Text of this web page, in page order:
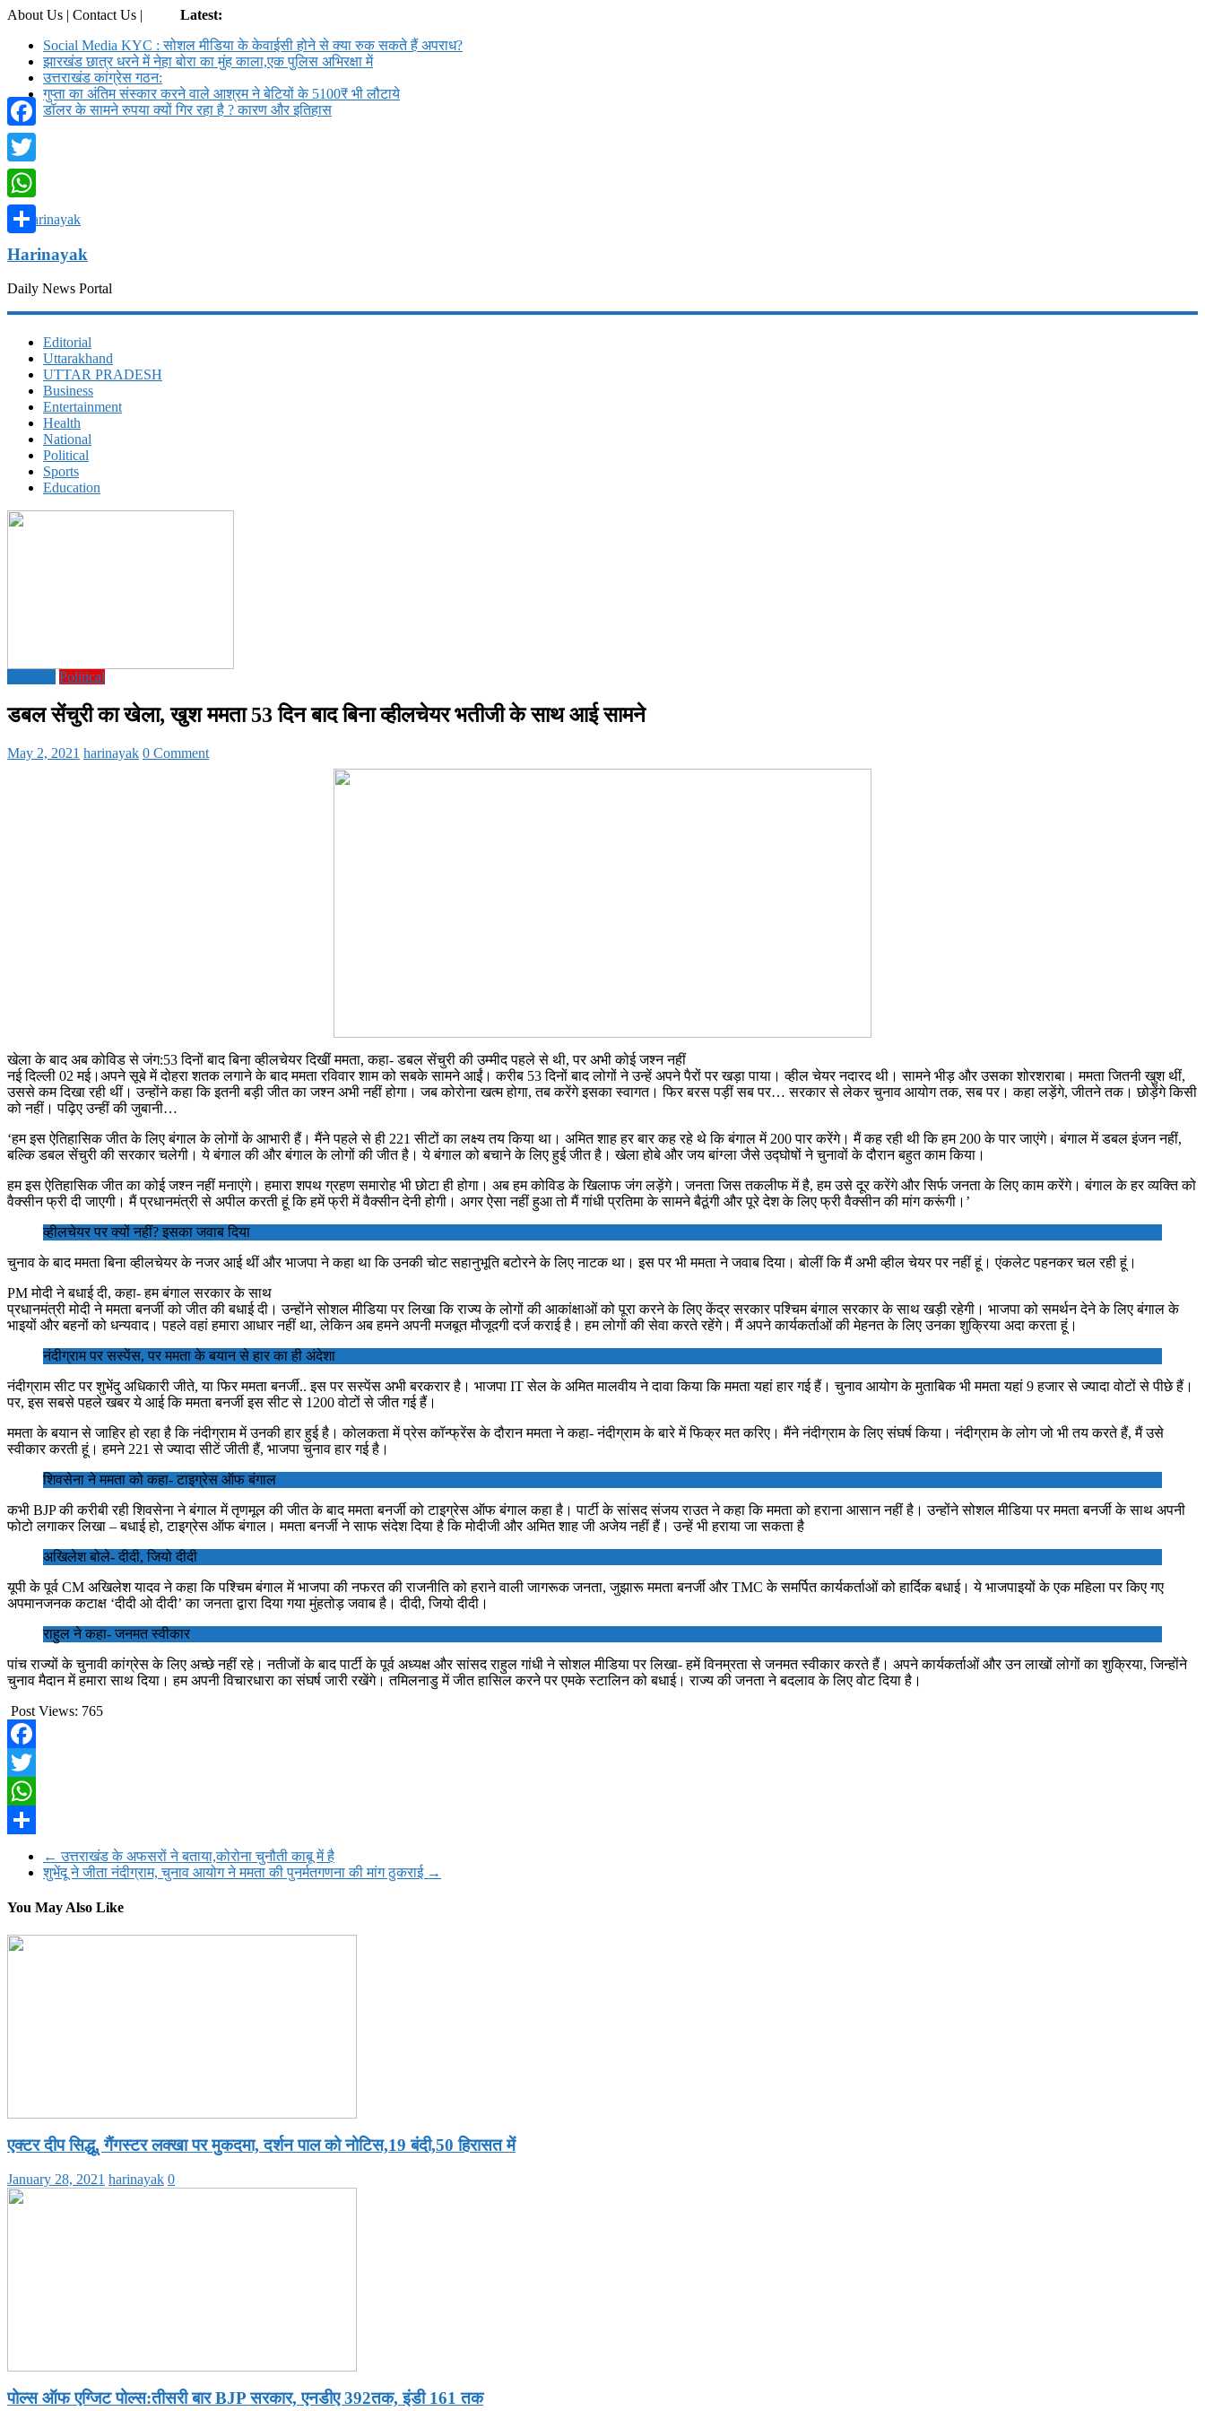
About Us | Contact Us |
Latest:
Social Media KYC : सोशल मीडिया के केवाईसी होने से क्या रुक सकते हैं अपराध?
झारखंड छात्र धरने में नेहा बोरा का मुंह काला,एक पुलिस अभिरक्षा में
उत्तराखंड कांग्रेस गठन:
गुप्ता का अंतिम संस्कार करने वाले आश्रम ने बेटियों के 5100₹ भी लौटाये
डॉलर के सामने रुपया क्यों गिर रहा है ? कारण और इतिहास
Harinayak
Daily News Portal
Editorial
Uttarakhand
UTTAR PRADESH
Business
Entertainment
Health
National
Political
Sports
Education
Political
डबल सेंचुरी का खेला, खुश ममता 53 दिन बाद बिना व्हीलचेयर भतीजी के साथ आई सामने
May 2, 2021 harinayak 0 Comment
खेला के बाद अब कोविड से जंग:53 दिनों बाद बिना व्हीलचेयर दिखीं ममता, कहा- डबल सेंचुरी की उम्मीद पहले से थी, पर अभी कोई जश्न नहीं
नई दिल्ली 02 मई।अपने सूबे में दोहरा शतक लगाने के बाद ममता रविवार शाम को सबके सामने आईं। करीब 53 दिनों बाद लोगों ने उन्हें अपने पैरों पर खड़ा पाया। व्हील चेयर नदारद थी। सामने भीड़ और उसका शोरशराबा। ममता जितनी खुश थीं,
उससे कम दिखा रही थीं। उन्होंने कहा कि इतनी बड़ी जीत का जश्न अभी नहीं होगा। जब कोरोना खत्म होगा, तब करेंगे इसका स्वागत। फिर बरस पड़ीं सब पर… सरकार से लेकर चुनाव आयोग तक, सब पर। कहा लड़ेंगे, जीतने तक। छोड़ेंगे किसी
को नहीं। पढ़िए उन्हीं की जुबानी…
‘हम इस ऐतिहासिक जीत के लिए बंगाल के लोगों के आभारी हैं। मैंने पहले से ही 221 सीटों का लक्ष्य तय किया था। अमित शाह हर बार कह रहे थे कि बंगाल में 200 पार करेंगे। मैं कह रही थी कि हम 200 के पार जाएंगे। बंगाल में डबल इंजन नहीं,
बल्कि डबल सेंचुरी की सरकार चलेगी। ये बंगाल की और बंगाल के लोगों की जीत है। ये बंगाल को बचाने के लिए हुई जीत है। खेला होबे और जय बांग्ला जैसे उद्घोषों ने चुनावों के दौरान बहुत काम किया।
हम इस ऐतिहासिक जीत का कोई जश्न नहीं मनाएंगे। हमारा शपथ ग्रहण समारोह भी छोटा ही होगा। अब हम कोविड के खिलाफ जंग लड़ेंगे। जनता जिस तकलीफ में है, हम उसे दूर करेंगे और सिर्फ जनता के लिए काम करेंगे। बंगाल के हर व्यक्ति को
वैक्सीन फ्री दी जाएगी। मैं प्रधानमंत्री से अपील करती हूं कि हमें फ्री में वैक्सीन देनी होगी। अगर ऐसा नहीं हुआ तो मैं गांधी प्रतिमा के सामने बैठूंगी और पूरे देश के लिए फ्री वैक्सीन की मांग करूंगी।’
व्हीलचेयर पर क्यों नहीं? इसका जवाब दिया
चुनाव के बाद ममता बिना व्हीलचेयर के नजर आई थीं और भाजपा ने कहा था कि उनकी चोट सहानुभूति बटोरने के लिए नाटक था। इस पर भी ममता ने जवाब दिया। बोलीं कि मैं अभी व्हील चेयर पर नहीं हूं। एंकलेट पहनकर चल रही हूं।
PM मोदी ने बधाई दी, कहा- हम बंगाल सरकार के साथ
प्रधानमंत्री मोदी ने ममता बनर्जी को जीत की बधाई दी। उन्होंने सोशल मीडिया पर लिखा कि राज्य के लोगों की आकांक्षाओं को पूरा करने के लिए केंद्र सरकार पश्चिम बंगाल सरकार के साथ खड़ी रहेगी। भाजपा को समर्थन देने के लिए बंगाल के
भाइयों और बहनों को धन्यवाद। पहले वहां हमारा आधार नहीं था, लेकिन अब हमने अपनी मजबूत मौजूदगी दर्ज कराई है। हम लोगों की सेवा करते रहेंगे। मैं अपने कार्यकर्ताओं की मेहनत के लिए उनका शुक्रिया अदा करता हूं।
नंदीग्राम पर सस्पेंस, पर ममता के बयान से हार का ही अंदेशा
नंदीग्राम सीट पर शुभेंदु अधिकारी जीते, या फिर ममता बनर्जी.. इस पर सस्पेंस अभी बरकरार है। भाजपा IT सेल के अमित मालवीय ने दावा किया कि ममता यहां हार गई हैं। चुनाव आयोग के मुताबिक भी ममता यहां 9 हजार से ज्यादा वोटों से पीछे हैं।
पर, इस सबसे पहले खबर ये आई कि ममता बनर्जी इस सीट से 1200 वोटों से जीत गई हैं।
ममता के बयान से जाहिर हो रहा है कि नंदीग्राम में उनकी हार हुई है। कोलकता में प्रेस कॉन्फ्रेंस के दौरान ममता ने कहा- नंदीग्राम के बारे में फिक्र मत करिए। मैंने नंदीग्राम के लिए संघर्ष किया। नंदीग्राम के लोग जो भी तय करते हैं, मैं उसे
स्वीकार करती हूं। हमने 221 से ज्यादा सीटें जीती हैं, भाजपा चुनाव हार गई है।
शिवसेना ने ममता को कहा- टाइग्रेस ऑफ बंगाल
कभी BJP की करीबी रही शिवसेना ने बंगाल में तृणमूल की जीत के बाद ममता बनर्जी को टाइग्रेस ऑफ बंगाल कहा है। पार्टी के सांसद संजय राउत ने कहा कि ममता को हराना आसान नहीं है। उन्होंने सोशल मीडिया पर ममता बनर्जी के साथ अपनी
फोटो लगाकर लिखा – बधाई हो, टाइग्रेस ऑफ बंगाल। ममता बनर्जी ने साफ संदेश दिया है कि मोदीजी और अमित शाह जी अजेय नहीं हैं। उन्हें भी हराया जा सकता है
अखिलेश बोले- दीदी, जियो दीदी
यूपी के पूर्व CM अखिलेश यादव ने कहा कि पश्चिम बंगाल में भाजपा की नफरत की राजनीति को हराने वाली जागरूक जनता, जुझारू ममता बनर्जी और TMC के समर्पित कार्यकर्ताओं को हार्दिक बधाई। ये भाजपाइयों के एक महिला पर किए गए
अपमानजनक कटाक्ष ‘दीदी ओ दीदी’ का जनता द्वारा दिया गया मुंहतोड़ जवाब है। दीदी, जियो दीदी।
राहुल ने कहा- जनमत स्वीकार
पांच राज्यों के चुनावी कांग्रेस के लिए अच्छे नहीं रहे। नतीजों के बाद पार्टी के पूर्व अध्यक्ष और सांसद राहुल गांधी ने सोशल मीडिया पर लिखा- हमें विनम्रता से जनमत स्वीकार करते हैं। अपने कार्यकर्ताओं और उन लाखों लोगों का शुक्रिया, जिन्होंने
चुनाव मैदान में हमारा साथ दिया। हम अपनी विचारधारा का संघर्ष जारी रखेंगे। तमिलनाडु में जीत हासिल करने पर एमके स्टालिन को बधाई। राज्य की जनता ने बदलाव के लिए वोट दिया है।
Post Views: 765
Facebook
Twitter
WhatsApp
← उत्तराखंड के अफसरों ने बताया,कोरोना चुनौती काबू में है
शुभेंदू ने जीता नंदीग्राम, चुनाव आयोग ने ममता की पुनर्मतगणना की मांग ठुकराई →
You May Also Like
एक्टर दीप सिद्धू, गैंगस्टर लक्खा पर मुकदमा, दर्शन पाल को नोटिस,19 बंदी,50 हिरासत में
January 28, 2021 harinayak 0
पोल्स ऑफ एग्जिट पोल्स:तीसरी बार BJP सरकार, एनडीए 392तक, इंडी 161 तक
Facebook
Twitter
WhatsApp
Share